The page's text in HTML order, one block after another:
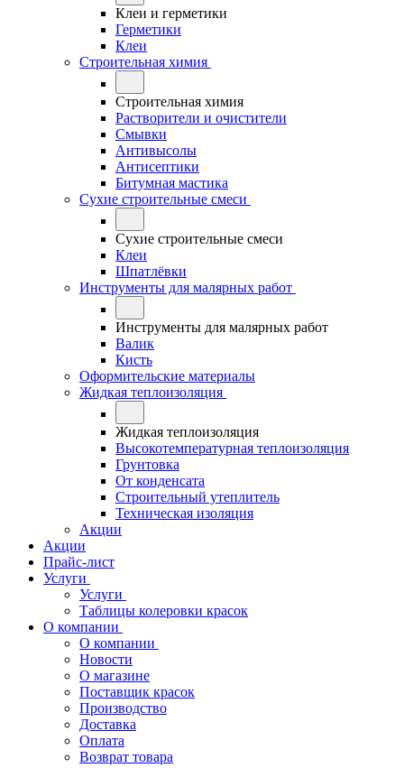
Клеи и герметики
Герметики
Клеи
Строительная химия
Строительная химия
Растворители и очистители
Смывки
Антивысолы
Антисептики
Битумная мастика
Сухие строительные смеси
Сухие строительные смеси
Клеи
Шпатлёвки
Инструменты для малярных работ
Инструменты для малярных работ
Валик
Кисть
Оформительские материалы
Жидкая теплоизоляция
Жидкая теплоизоляция
Высокотемпературная теплоизоляция
Грунтовка
От конденсата
Строительный утеплитель
Техническая изоляция
Акции
Акции
Прайс-лист
Услуги
Услуги
Таблицы колеровки красок
О компании
О компании
Новости
О магазине
Поставщик красок
Производство
Доставка
Оплата
Возврат товара